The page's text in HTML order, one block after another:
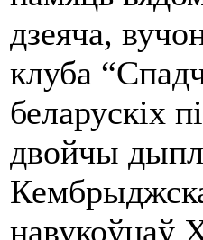
дзеяча,
клуба
беларускіх
двойчы
навукоўцаў